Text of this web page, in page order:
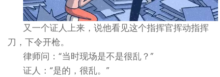
又一个证人上来，说他看见这个指挥官挥动指挥
刀，下令开枪。
律师问：“当时现场是不是很乱？”
证人：“是的，很乱。”